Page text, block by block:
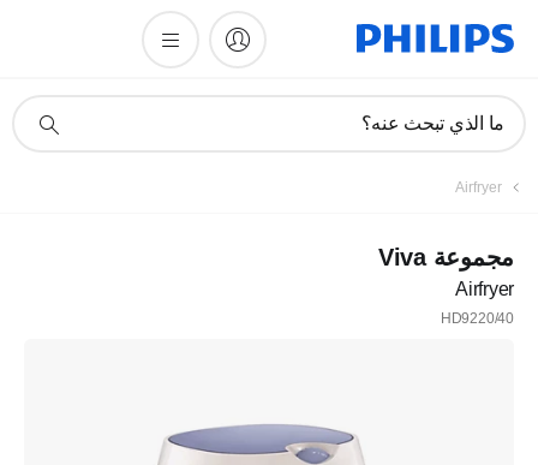
دعم
ما الذي تبحث عنه؟
Airfryer
مجموعة Viva
Airfryer
HD9220/40